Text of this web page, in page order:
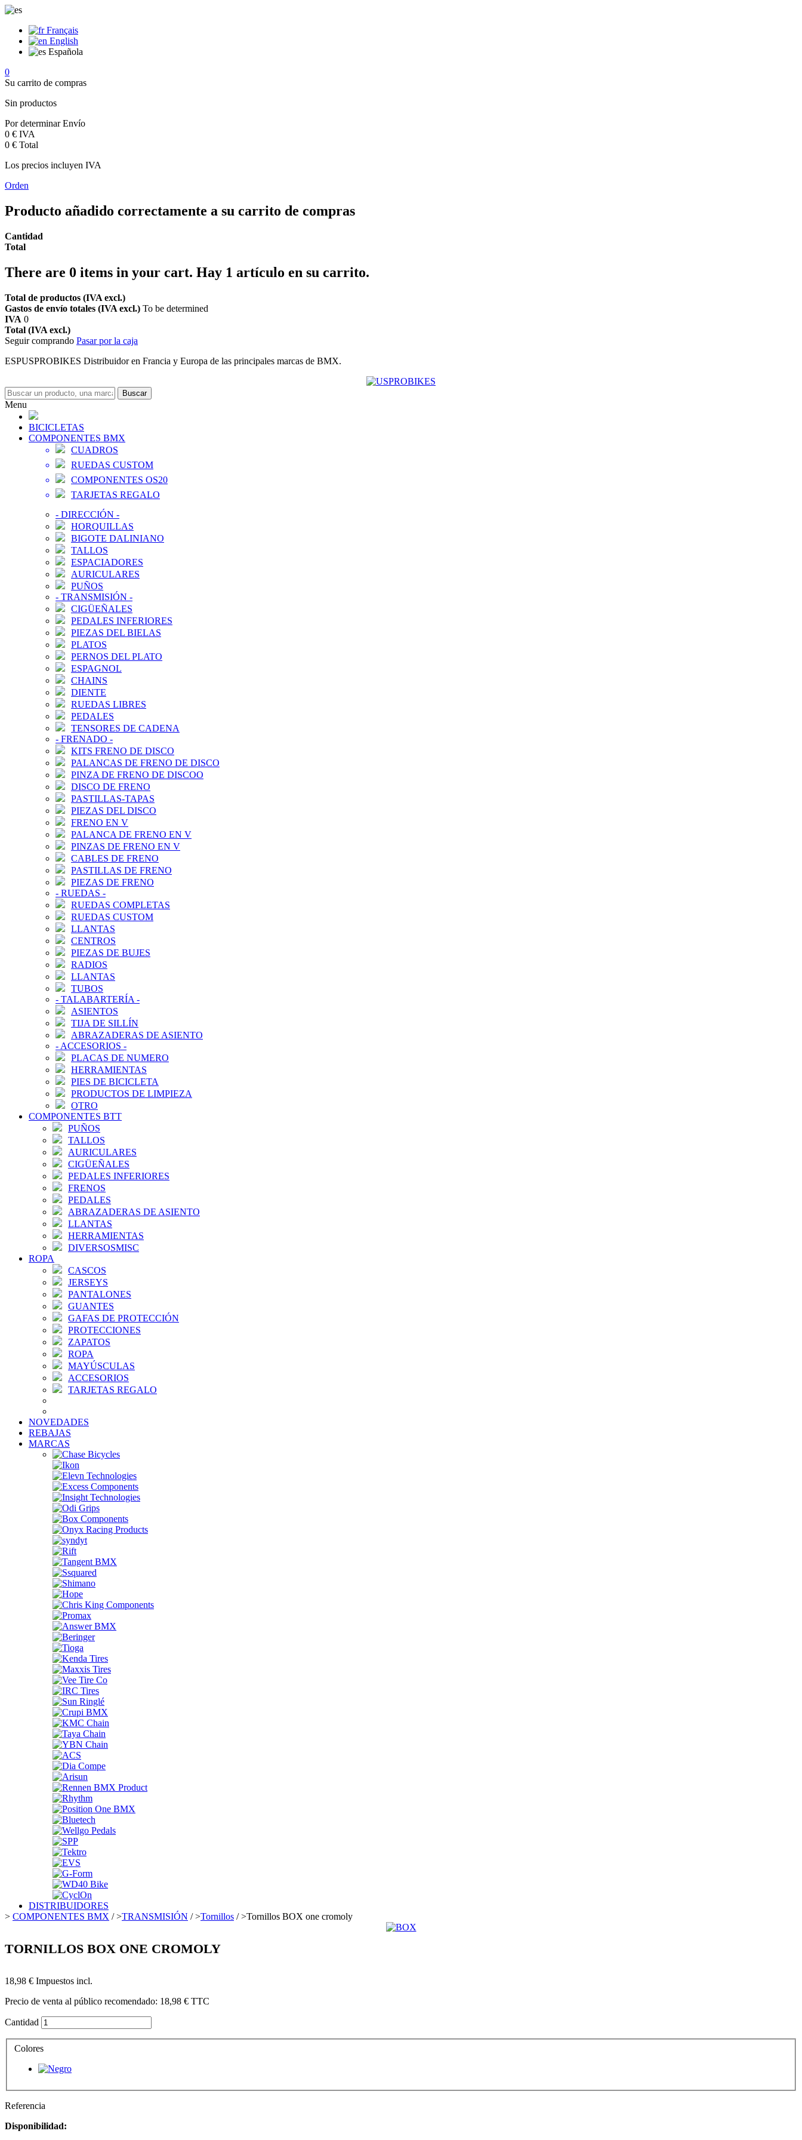
Français
English
Española
0
Su carrito de compras
Sin productos
Por determinarEnvío
0 € IVA
0 € Total
Los precios incluyen IVA
Orden
Producto añadido correctamente a su carrito de compras
Cantidad
Total
There are 0 items in your cart. Hay 1 artículo en su carrito.
Total de productos (IVA excl.)
Gastos de envío totales (IVA excl.) To be determined
IVA 0
Total (IVA excl.)
Seguir comprando Pasar por la caja
ESPUSPROBIKES Distribuidor en Francia y Europa de las principales marcas de BMX.
Buscar
Menu
BICICLETAS
COMPONENTES BMX
CUADROS
RUEDAS CUSTOM
COMPONENTES OS20
TARJETAS REGALO
- DIRECCIÓN -
HORQUILLAS
BIGOTE DALINIANO
TALLOS
ESPACIADORES
AURICULARES
PUÑOS
- TRANSMISIÓN -
CIGÜEÑALES
PEDALES INFERIORES
PIEZAS DEL BIELAS
PLATOS
PERNOS DEL PLATO
ESPAGNOL
CHAINS
DIENTE
RUEDAS LIBRES
PEDALES
TENSORES DE CADENA
- FRENADO -
KITS FRENO DE DISCO
PALANCAS DE FRENO DE DISCO
PINZA DE FRENO DE DISCOO
DISCO DE FRENO
PASTILLAS-TAPAS
PIEZAS DEL DISCO
FRENO EN V
PALANCA DE FRENO EN V
PINZAS DE FRENO EN V
CABLES DE FRENO
PASTILLAS DE FRENO
PIEZAS DE FRENO
- RUEDAS -
RUEDAS COMPLETAS
RUEDAS CUSTOM
LLANTAS
CENTROS
PIEZAS DE BUJES
RADIOS
LLANTAS
TUBOS
- TALABARTERÍA -
ASIENTOS
TIJA DE SILLÍN
ABRAZADERAS DE ASIENTO
- ACCESORIOS -
PLACAS DE NUMERO
HERRAMIENTAS
PIES DE BICICLETA
PRODUCTOS DE LIMPIEZA
OTRO
COMPONENTES BTT
PUÑOS
TALLOS
AURICULARES
CIGÜEÑALES
PEDALES INFERIORES
FRENOS
PEDALES
ABRAZADERAS DE ASIENTO
LLANTAS
HERRAMIENTAS
DIVERSOSMISC
ROPA
CASCOS
JERSEYS
PANTALONES
GUANTES
GAFAS DE PROTECCIÓN
PROTECCIONES
ZAPATOS
ROPA
MAYÚSCULAS
ACCESORIOS
TARJETAS REGALO
NOVEDADES
REBAJAS
MARCAS
DISTRIBUIDORES
> COMPONENTES BMX />TRANSMISIÓN />Tornillos />Tornillos BOX one cromoly
TORNILLOS BOX ONE CROMOLY
18,98 € Impuestos incl.
Precio de venta al público recomendado: 18,98 € TTC
Cantidad
Colores
Referencia
Disponibilidad: